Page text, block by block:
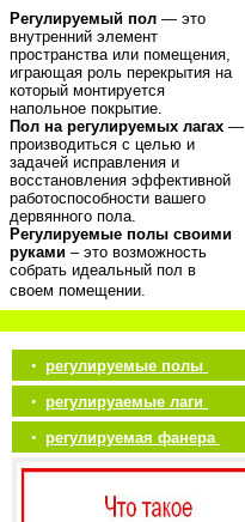
Регулируемый пол — это
внутренний элемент
пространства или помещения,
играющая роль перекрытия на
который монтируется
напольное покрытие.
Пол на регулируемых лагах —
производиться с целью и
задачей исправления и
восстановления эффективной
работоспособности вашего
дервянного пола.
Регулируемые полы своими
руками – это возможность
собрать идеальный пол в
своем помещении.
• регулируемые полы
• регулируаемые лаги
• регулируемая фанера